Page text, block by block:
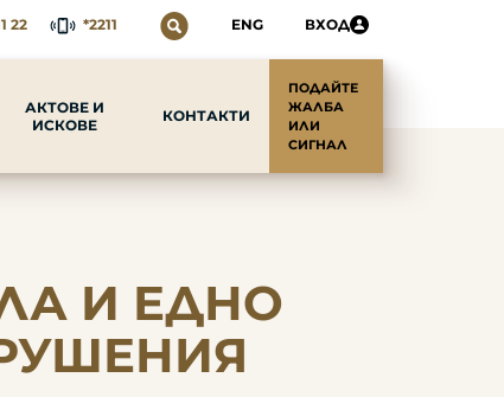
22 *2211 ENG ВХОД
АКТОВЕ И
ИСКОВЕ
КОНТАКТИ
ПОДАЙТЕ
ЖАЛБА
ИЛИ
СИГНАЛ
И ЕДНО